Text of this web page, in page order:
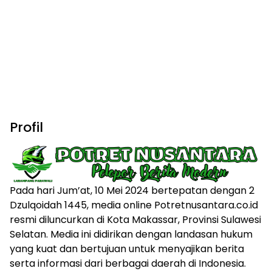
Profil
Pada hari Jum’at, 10 Mei 2024 bertepatan dengan 2
Dzulqoidah 1445, media online Potretnusantara.co.id
resmi diluncurkan di Kota Makassar, Provinsi Sulawesi
Selatan. Media ini didirikan dengan landasan hukum
yang kuat dan bertujuan untuk menyajikan berita
serta informasi dari berbagai daerah di Indonesia.